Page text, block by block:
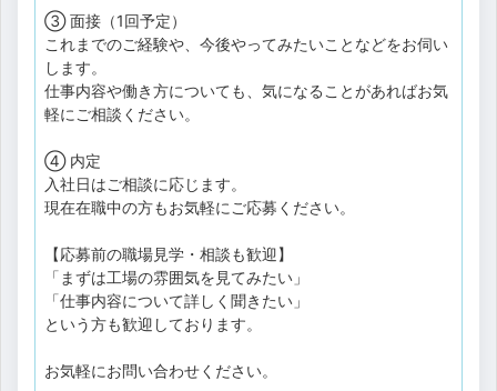
③ 面接（1回予定）
これまでのご経験や、今後やってみたいことなどをお伺い
します。
仕事内容や働き方についても、気になることがあればお気
軽にご相談ください。
④ 内定
入社日はご相談に応じます。
現在在職中の方もお気軽にご応募ください。
【応募前の職場見学・相談も歓迎】
「まずは工場の雰囲気を見てみたい」
「仕事内容について詳しく聞きたい」
という方も歓迎しております。
お気軽にお問い合わせください。